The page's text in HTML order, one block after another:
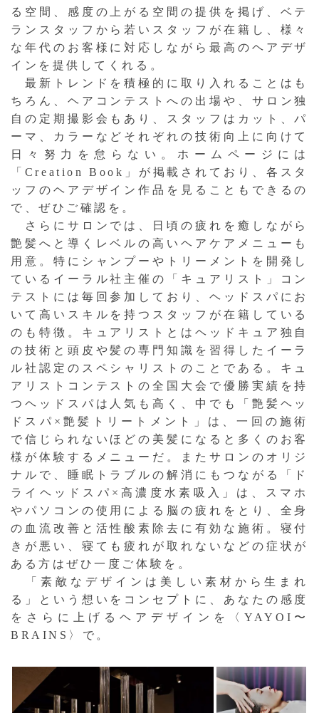
る空間、感度の上がる空間の提供を掲げ、ベテ
ランスタッフから若いスタッフが在籍し、様々
な年代のお客様に対応しながら最高のヘアデザ
インを提供してくれる。
最新トレンドを積極的に取り入れることはも
ちろん、ヘアコンテストへの出場や、サロン独
自の定期撮影会もあり、スタッフはカット、パ
ーマ、カラーなどそれぞれの技術向上に向けて
日々努力を怠らない。ホームページには
「Creation Book」が掲載されており、各スタ
ッフのヘアデザイン作品を見ることもできるの
で、ぜひご確認を。
さらにサロンでは、日頃の疲れを癒しながら
艶髪へと導くレベルの高いヘアケアメニューも
用意。特にシャンプーやトリーメントを開発し
ているイーラル社主催の「キュアリスト」コン
テストには毎回参加しており、ヘッドスパにお
いて高いスキルを持つスタッフが在籍している
のも特徴。キュアリストとはヘッドキュア独自
の技術と頭皮や髪の専門知識を習得したイーラ
ル社認定のスペシャリストのことである。キュ
アリストコンテストの全国大会で優勝実績を持
つヘッドスパは人気も高く、中でも「艶髪ヘッ
ドスパ×艶髪トリートメント」は、一回の施術
で信じられないほどの美髪になると多くのお客
様が体験するメニューだ。またサロンのオリジ
ナルで、睡眠トラブルの解消にもつながる「ド
ライヘッドスパ×高濃度水素吸入」は、スマホ
やパソコンの使用による脳の疲れをとり、全身
の血流改善と活性酸素除去に有効な施術。寝付
きが悪い、寝ても疲れが取れないなどの症状が
ある方はぜひ一度ご体験を。
「素敵なデザインは美しい素材から生まれ
る」という想いをコンセプトに、あなたの感度
をさらに上げるヘアデザインを〈YAYOI〜
BRAINS〉で。